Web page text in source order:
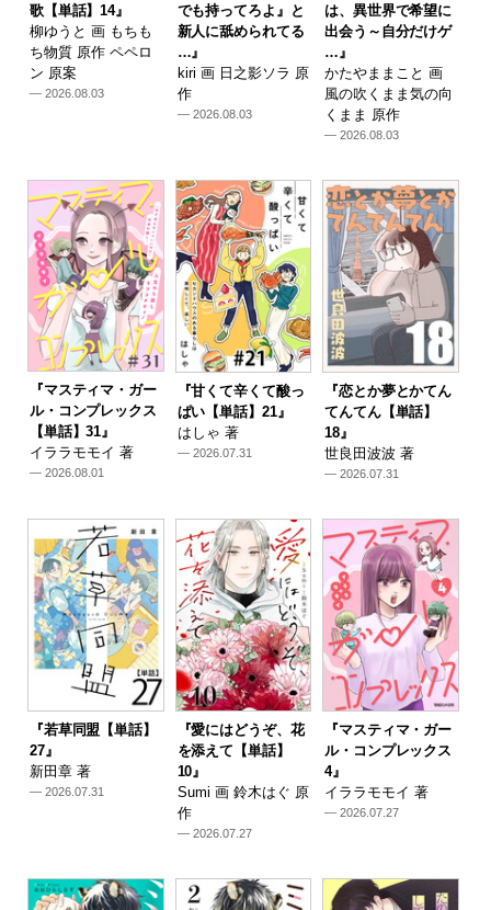
歌【単話】14』
柳ゆうと 画 もちも
ち物質 原作 ペペロ
ン 原案
— 2026.08.03
でも持ってろよ』と
新人に舐められてる
…』
kiri 画 日之影ソラ 原
作
— 2026.08.03
は、異世界で希望に
出会う～自分だけゲ
…』
かたやままこと 画
風の吹くまま気の向
くまま 原作
— 2026.08.03
『マスティマ・ガー
ル・コンプレックス
【単話】31』
イララモモイ 著
— 2026.08.01
『甘くて辛くて酸っ
ぱい【単話】21』
はしゃ 著
— 2026.07.31
『恋とか夢とかてん
てんてん【単話】
18』
世良田波波 著
— 2026.07.31
『若草同盟【単話】
27』
新田章 著
— 2026.07.31
『愛にはどうぞ、花
を添えて【単話】
10』
Sumi 画 鈴木はぐ 原
作
— 2026.07.27
『マスティマ・ガー
ル・コンプレックス
4』
イララモモイ 著
— 2026.07.27